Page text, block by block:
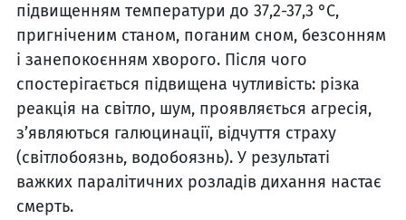
підвищенням температури до 37,2-37,3 °C,
пригніченим станом, поганим сном, безсонням
і занепокоєнням хворого. Після чого
спостерігається підвищена чутливість: різка
реакція на світло, шум, проявляється агресія,
з’являються галюцинації, відчуття страху
(світлобоязнь, водобоязнь). У результаті
важких паралітичних розладів дихання настає
смерть.